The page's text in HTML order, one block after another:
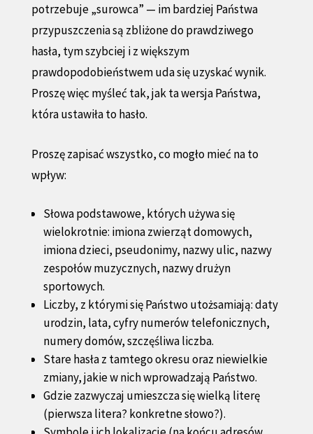
potrzebuje „surowca” — im bardziej Państwa
przypuszczenia są zbliżone do prawdziwego
hasła, tym szybciej i z większym
prawdopodobieństwem uda się uzyskać wynik.
Proszę więc myśleć tak, jak ta wersja Państwa,
która ustawiła to hasło.
Proszę zapisać wszystko, co mogło mieć na to
wpływ:
Słowa podstawowe, których używa się
wielokrotnie: imiona zwierząt domowych,
imiona dzieci, pseudonimy, nazwy ulic, nazwy
zespołów muzycznych, nazwy drużyn
sportowych.
Liczby, z którymi się Państwo utożsamiają: daty
urodzin, lata, cyfry numerów telefonicznych,
numery domów, szczęśliwa liczba.
Stare hasła z tamtego okresu oraz niewielkie
zmiany, jakie w nich wprowadzają Państwo.
Gdzie zazwyczaj umieszcza się wielką literę
(pierwsza litera? konkretne słowo?).